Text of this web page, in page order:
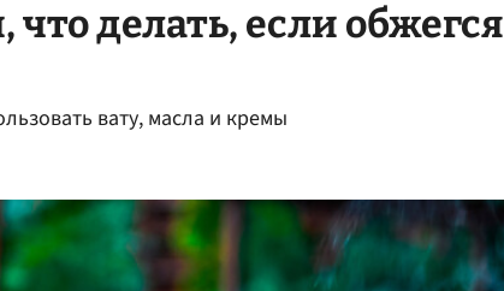
делать, если обжегся
вату, масла и кремы